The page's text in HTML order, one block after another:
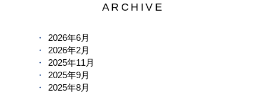
ARCHIVE
2026年6月
2026年2月
2025年11月
2025年9月
2025年8月